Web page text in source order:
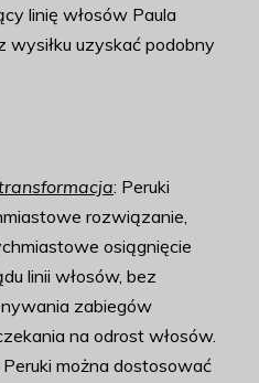
linię włosów Paula
wysiłku uzyskać podobny
: Peruki
rozwiązanie,
osiągnięcie
linii włosów, bez
zabiegów
na odrost włosów.
Peruki można dostosować